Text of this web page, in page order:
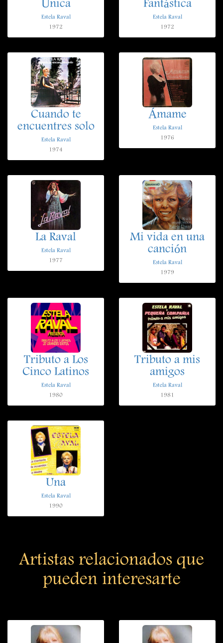
Única
Estela Raval
1972
Fantástica
Estela Raval
1972
Cuando te
encuentres solo
Estela Raval
1974
Ámame
Estela Raval
1976
La Raval
Estela Raval
1977
Mi vida en una
canción
Estela Raval
1979
Tributo a Los
Cinco Latinos
Estela Raval
1980
Tributo a mis
amigos
Estela Raval
1981
Una
Estela Raval
1990
Artistas relacionados que
pueden interesarte